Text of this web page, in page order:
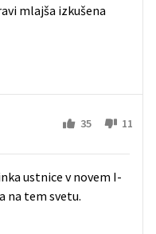
mlajša izkušena
35 11
ustnice v novem I-
na tem svetu.